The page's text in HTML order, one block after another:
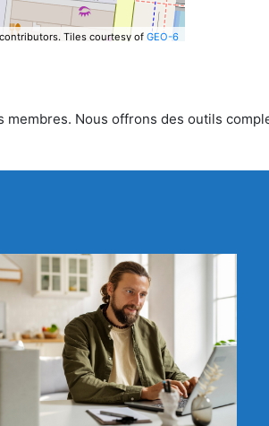
Tiles courtesy of GEO-6
membres. Nous offrons des outils